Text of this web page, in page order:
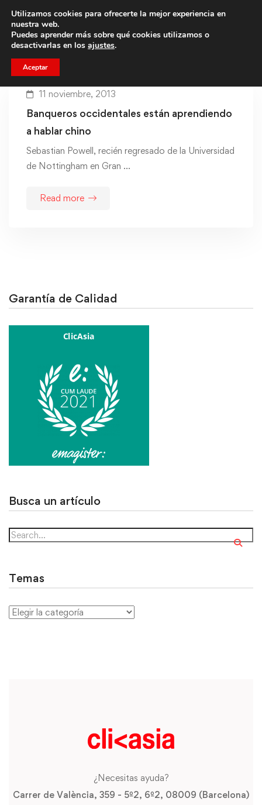
Trae a un amigo y llevaos un total de 75€ de descuento.
11 noviembre, 2013
Banqueros occidentales están aprendiendo
a hablar chino
Sebastian Powell, recién regresado de la Universidad
de Nottingham en Gran …
Read more
Garantía de Calidad
Busca un artículo
Temas
¿Necesitas ayuda?
Carrer de València, 359 - 5º2, 6º2, 08009 (Barcelona)
Utilizamos cookies para ofrecerte la mejor experiencia en
nuestra web.
Puedes aprender más sobre qué cookies utilizamos o
desactivarlas en los ajustes.
Aceptar